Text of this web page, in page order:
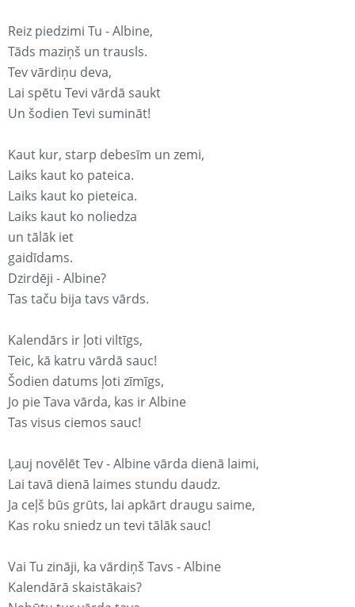
Reiz piedzimi Tu - Albine,
Tāds maziņš un trausls.
Tev vārdiņu deva,
Lai spētu Tevi vārdā saukt
Un šodien Tevi sumināt!
Kaut kur, starp debesīm un zemi,
Laiks kaut ko pateica.
Laiks kaut ko pieteica.
Laiks kaut ko noliedza
un tālāk iet
gaidīdams.
Dzirdēji - Albine?
Tas taču bija tavs vārds.
Kalendārs ir ļoti viltīgs,
Teic, kā katru vārdā sauc!
Šodien datums ļoti zīmīgs,
Jo pie Tava vārda, kas ir Albine
Tas visus ciemos sauc!
Ļauj novēlēt Tev - Albine vārda dienā laimi,
Lai tavā dienā laimes stundu daudz.
Ja ceļš būs grūts, lai apkārt draugu saime,
Kas roku sniedz un tevi tālāk sauc!
Vai Tu zināji, ka vārdiņš Tavs - Albine
Kalendārā skaistākais?